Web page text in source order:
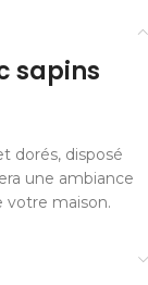
sapins
dorés, disposé
une ambiance
votre maison.